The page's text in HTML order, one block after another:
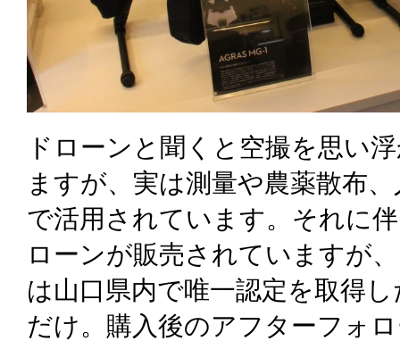
ドローンと聞くと空撮を思い
ますが、実は測量や農薬散布
で活用されています。それに
ローンが販売されていますが
は山口県内で唯一認定を取得
だけ。購入後のアフターフォ